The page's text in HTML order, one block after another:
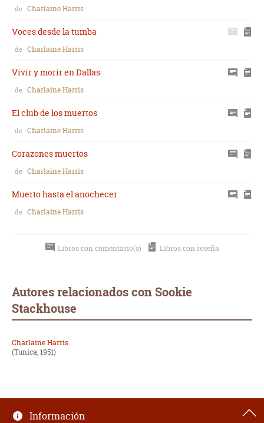
de Charlaine Harris
Voces desde la tumba
de Charlaine Harris
Vivir y morir en Dallas
de Charlaine Harris
El club de los muertos
de Charlaine Harris
Corazones muertos
de Charlaine Harris
Muerto hasta el anochecer
de Charlaine Harris
Libros con comentario(s) Libros con reseña
Autores relacionados con Sookie
Stackhouse
Charlaine Harris
(Tunica, 1951)
Información